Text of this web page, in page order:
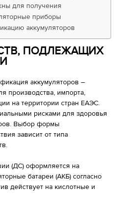
для получения
приборы
аккумуляторов
ПОДЛЕЖАЩИХ
аккумуляторов –
производства, импорта,
на территории стран ЕАЭС.
рисками для здоровья
Выбор формы
зависит от типа
(ДС) оформляется на
батареи (АКБ) согласно
действует на кислотные и